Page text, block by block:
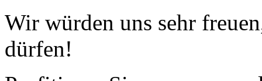
Wir würden uns sehr
dürfen!